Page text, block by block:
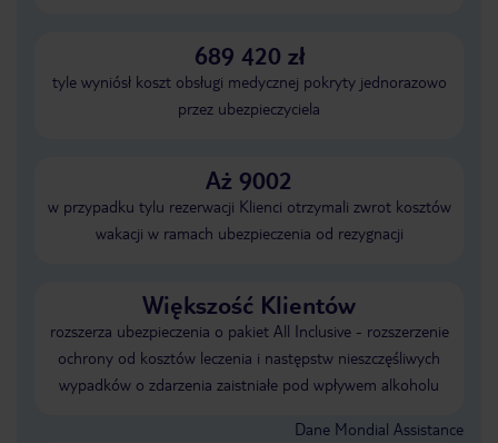
689 420 zł
tyle wyniósł koszt obsługi medycznej pokryty jednorazowo
przez ubezpieczyciela
Aż 9002
w przypadku tylu rezerwacji Klienci otrzymali zwrot kosztów
wakacji w ramach ubezpieczenia od rezygnacji
Większość Klientów
rozszerza ubezpieczenia o pakiet All Inclusive - rozszerzenie
ochrony od kosztów leczenia i następstw nieszczęśliwych
wypadków o zdarzenia zaistniałe pod wpływem alkoholu
Dane Mondial Assistance